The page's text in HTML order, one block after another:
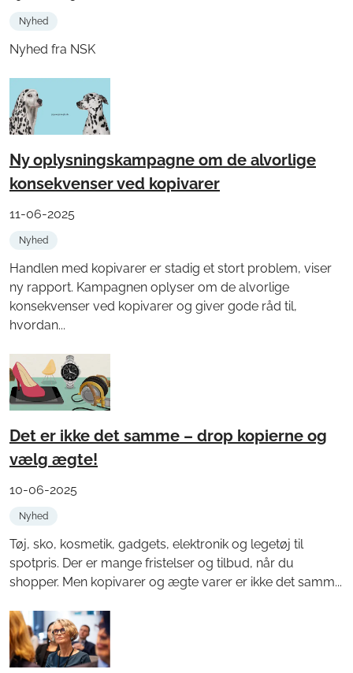
Nyhed
Nyhed fra NSK
Ny oplysningskampagne om de alvorlige
konsekvenser ved kopivarer
11-06-2025
Nyhed
Handlen med kopivarer er stadig et stort problem, viser
ny rapport. Kampagnen oplyser om de alvorlige
konsekvenser ved kopivarer og giver gode råd til,
hvordan...
Det er ikke det samme – drop kopierne og
vælg ægte!
10-06-2025
Nyhed
Tøj, sko, kosmetik, gadgets, elektronik og legetøj til
spotpris. Der er mange fristelser og tilbud, når du
shopper. Men kopivarer og ægte varer er ikke det samm...